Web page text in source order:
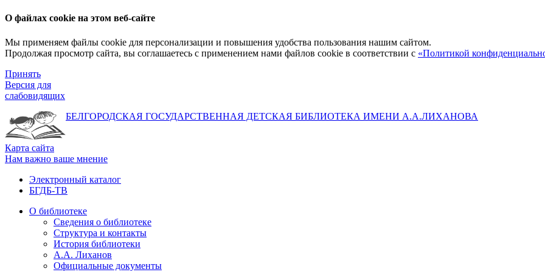
О файлах cookie на этом веб-сайте
Мы применяем файлы cookie для персонализации и повышения удобства пользования нашим сайтом.
Продолжая просмотр сайта, вы соглашаетесь с применением нами файлов cookie в соответствии с «Политикой
Принять
Версия для
слабовидящих
БЕЛГОРОДСКАЯ ГОСУДАРСТВЕННАЯ ДЕТСКАЯ БИБЛИОТЕКА ИМЕНИ А.А.ЛИХАНОВА
Карта сайта
Нам важно ваше мнение
Электронный каталог
БГДБ-ТВ
О библиотеке
Сведения о библиотеке
Структура и контакты
История библиотеки
А.А. Лиханов
Официальные документы